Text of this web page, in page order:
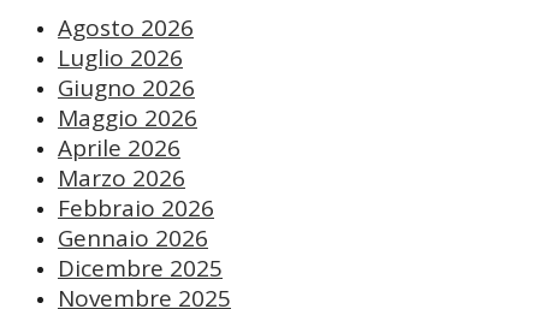
Agosto 2026
Luglio 2026
Giugno 2026
Maggio 2026
Aprile 2026
Marzo 2026
Febbraio 2026
Gennaio 2026
Dicembre 2025
Novembre 2025